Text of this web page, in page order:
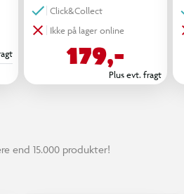
Click&Collect
Ikke på lager online
179,-
Plus evt. fragt
end 15.000 produkter!